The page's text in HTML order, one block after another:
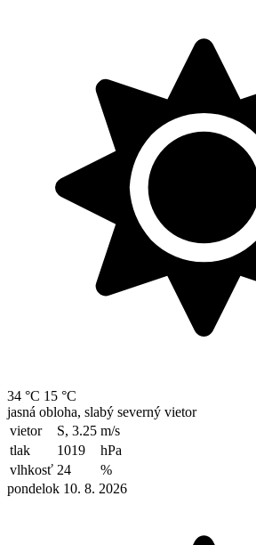
34 °C 15 °C
jasná obloha, slabý severný vietor
vietor
S, 3.25 m/s
tlak
1019
hPa
vlhkosť 24
%
pondelok 10. 8. 2026